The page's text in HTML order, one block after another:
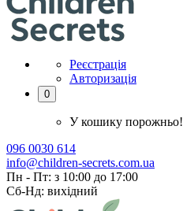
Реєстрація
Авторизація
0
У кошику порожньо!
096 0030 614
info@children-secrets.com.ua
Пн - Пт: з 10:00 до 17:00
Сб-Нд: вихідний